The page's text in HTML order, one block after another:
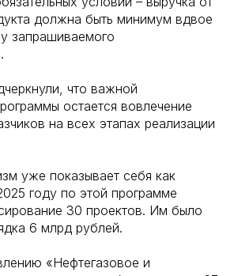
должна быть минимум вдвое
запрашиваемого
что важной
остается вовлечение
на всех этапах реализации
уже показывает себя как
году по этой программе
30 проектов. Им было
6 млрд рублей.
«Нефтегазовое и